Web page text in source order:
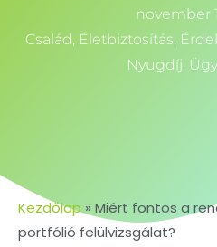
november
Család, Életbiztosítás
Nyugdíj
Kezdőlap» Miért fontos a
portfólió felülvizsgálat?